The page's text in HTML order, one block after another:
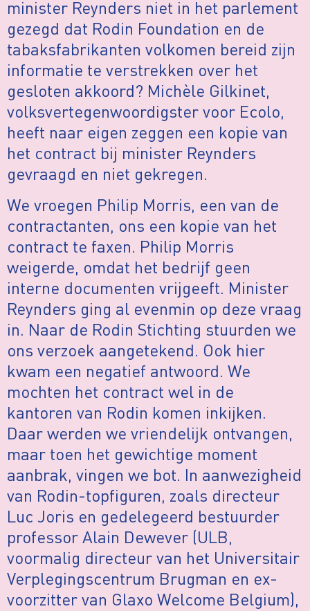
minister Reynders niet in het parlement
gezegd dat Rodin Foundation en de
tabaksfabrikanten volkomen bereid zijn
informatie te verstrekken over het
gesloten akkoord? Michèle Gilkinet,
volksvertegenwoordigster voor Ecolo,
heeft naar eigen zeggen een kopie van
het contract bij minister Reynders
gevraagd en niet gekregen.
We vroegen Philip Morris, een van de
contractanten, ons een kopie van het
contract te faxen. Philip Morris
weigerde, omdat het bedrijf geen
interne documenten vrijgeeft. Minister
Reynders ging al evenmin op deze vraag
in. Naar de Rodin Stichting stuurden we
ons verzoek aangetekend. Ook hier
kwam een negatief antwoord. We
mochten het contract wel in de
kantoren van Rodin komen inkijken.
Daar werden we vriendelijk ontvangen,
maar toen het gewichtige moment
aanbrak, vingen we bot. In aanwezigheid
van Rodin-topfiguren, zoals directeur
Luc Joris en gedelegeerd bestuurder
professor Alain Dewever (ULB,
voormalig directeur van het Universitair
Verplegingscentrum Brugman en ex-
voorzitter van Glaxo Welcome Belgium),